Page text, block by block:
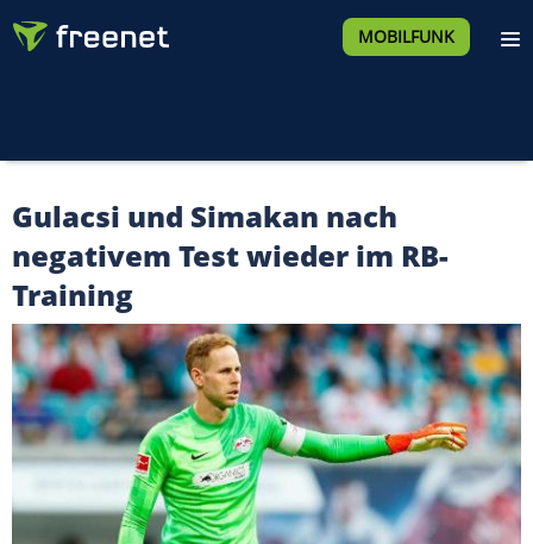
MOBILFUNK
Gulacsi und Simakan nach
negativem Test wieder im RB-
Training